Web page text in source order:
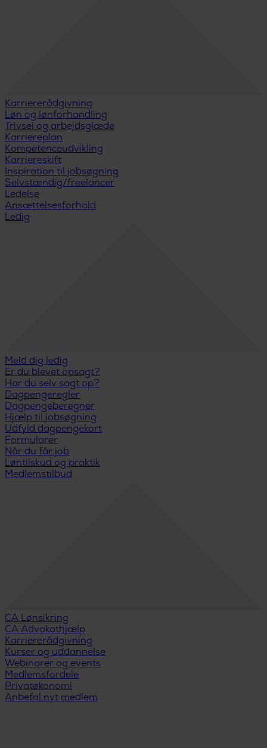
Karriererådgivning
Løn og lønforhandling
Trivsel og arbejdsglæde
Karriereplan
Kompetenceudvikling
Karriereskift
Inspiration til jobsøgning
Selvstændig/freelancer
Ledelse
Ansættelsesforhold
Ledig
Meld dig ledig
Er du blevet opsagt?
Har du selv sagt op?
Dagpengeregler
Dagpengeberegner
Hjælp til jobsøgning
Udfyld dagpengekort
Formularer
Når du får job
Løntilskud og praktik
Medlemstilbud
CA Lønsikring
CA Advokathjælp
Karriererådgivning
Kurser og uddannelse
Webinarer og events
Medlemsfordele
Privatøkonomi
Anbefal nyt medlem